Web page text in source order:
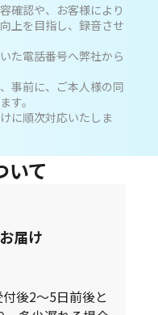
確認や、お客様により
上を目指し、録音させ
た電話番号へ弊社から
事前に、ご本人様の同
す。
に順次対応いたしま
いて
届け
後2～5日前後と